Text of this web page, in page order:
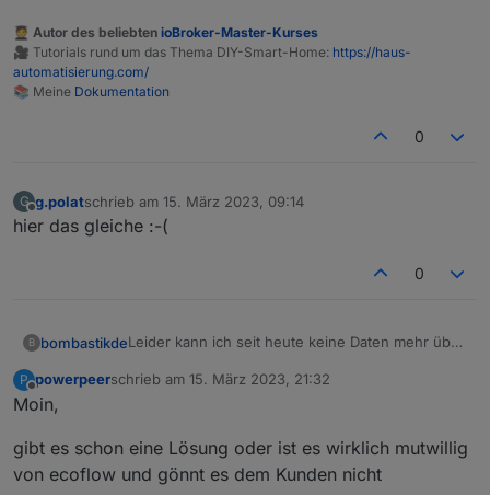
🧑‍🎓 Autor des beliebten ioBroker-Master-Kurses
🎥 Tutorials rund um das Thema DIY-Smart-Home: https://haus-
automatisierung.com/
📚 Meine Dokumentation
0
G
Offline
g.polatschrieb am 15. März 2023, 09:14
zuletzt editiert von
hier das gleiche :-(
0
B bombastikdeLeider kann ich seit heute keine Daten mehr über
Meldung im IObroker Protokoll: Client error: ```
Password für MQTT nochmals ausgelesen und
eingetragen. - Keine Änderung
Hat jemand eine Idee?
P
Offline
powerpeerschrieb am 15. März 2023, 21:32
zuletzt editiert von
Moin,
gibt es schon eine Lösung oder ist es wirklich mutwillig
von ecoflow und gönnt es dem Kunden nicht